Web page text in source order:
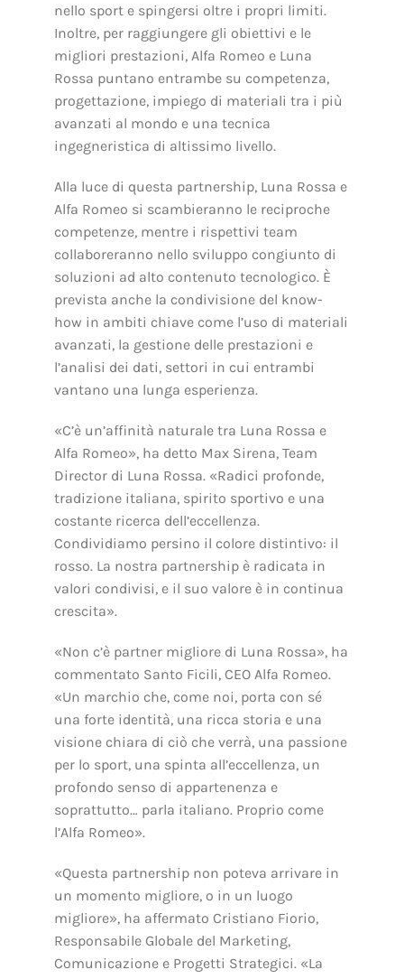
nello sport e spingersi oltre i propri limiti.
Inoltre, per raggiungere gli obiettivi e le
migliori prestazioni, Alfa Romeo e Luna
Rossa puntano entrambe su competenza,
progettazione, impiego di materiali tra i più
avanzati al mondo e una tecnica
ingegneristica di altissimo livello.
Alla luce di questa partnership, Luna Rossa e
Alfa Romeo si scambieranno le reciproche
competenze, mentre i rispettivi team
collaboreranno nello sviluppo congiunto di
soluzioni ad alto contenuto tecnologico. È
prevista anche la condivisione del know-
how in ambiti chiave come l’uso di materiali
avanzati, la gestione delle prestazioni e
l’analisi dei dati, settori in cui entrambi
vantano una lunga esperienza.
«C’è un’affinità naturale tra Luna Rossa e
Alfa Romeo», ha detto Max Sirena, Team
Director di Luna Rossa. «Radici profonde,
tradizione italiana, spirito sportivo e una
costante ricerca dell’eccellenza.
Condividiamo persino il colore distintivo: il
rosso. La nostra partnership è radicata in
valori condivisi, e il suo valore è in continua
crescita».
«Non c’è partner migliore di Luna Rossa», ha
commentato Santo Ficili, CEO Alfa Romeo.
«Un marchio che, come noi, porta con sé
una forte identità, una ricca storia e una
visione chiara di ciò che verrà, una passione
per lo sport, una spinta all’eccellenza, un
profondo senso di appartenenza e
soprattutto… parla italiano. Proprio come
l’Alfa Romeo».
«Questa partnership non poteva arrivare in
un momento migliore, o in un luogo
migliore», ha affermato Cristiano Fiorio,
Responsabile Globale del Marketing,
Comunicazione e Progetti Strategici. «La